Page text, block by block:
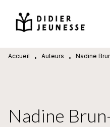
MENU RECHERCHE
PIED DE PAGE
Accueil • Auteurs • Nadine
Nadine